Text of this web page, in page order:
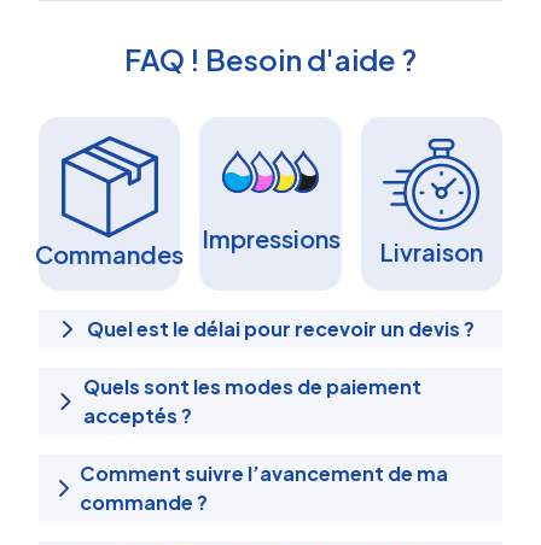
FAQ ! Besoin d'aide ?
Commandes Impressions Livraison
Quel est le délai pour recevoir un devis ?
Quels sont les modes de paiement
acceptés ?
Comment suivre l’avancement de ma
commande ?